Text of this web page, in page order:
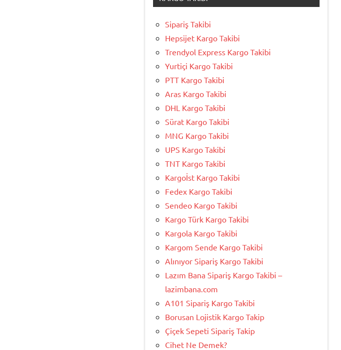
Sipariş Takibi
Hepsijet Kargo Takibi
Trendyol Express Kargo Takibi
Yurtiçi Kargo Takibi
PTT Kargo Takibi
Aras Kargo Takibi
DHL Kargo Takibi
Sürat Kargo Takibi
MNG Kargo Takibi
UPS Kargo Takibi
TNT Kargo Takibi
Kargoİst Kargo Takibi
Fedex Kargo Takibi
Sendeo Kargo Takibi
Kargo Türk Kargo Takibi
Kargola Kargo Takibi
Kargom Sende Kargo Takibi
Alınıyor Sipariş Kargo Takibi
Lazım Bana Sipariş Kargo Takibi –
lazimbana.com
A101 Sipariş Kargo Takibi
Borusan Lojistik Kargo Takip
Çiçek Sepeti Sipariş Takip
Cihet Ne Demek?